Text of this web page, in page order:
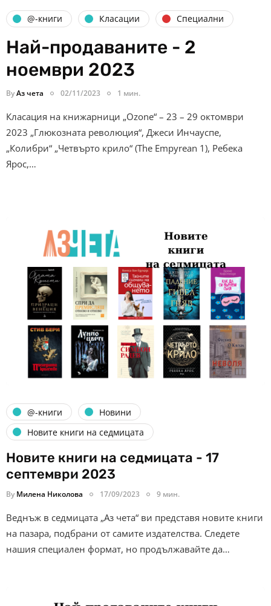
@-книги Класации Специални
Най-продаваните - 2
ноември 2023
ByАз чета 02/11/2023 1 мин.
Класация на книжарници „Ozone“ – 23 – 29 октомври
2023 „Глюкозната революция“, Джеси Инчауспе,
„Колибри“ „Четвърто крило“ (The Empyrean 1), Ребека
Ярос,…
@-книги
Новини
Новите книги на седмицата
Новите книги на седмицата - 17
септември 2023
By Милена Николова 17/09/2023 9 мин.
Веднъж в седмицата „Аз чета“ ви представя новите книги
на пазара, подбрани от самите издателства. Следете
нашия специален формат, но продължавайте да…